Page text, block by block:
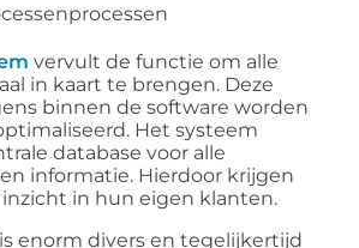
vervult de functie om alle
in kaart te brengen. Deze
binnen de software worden
Het systeem
database voor alle
informatie. Hierdoor krijgen
in hun eigen klanten.
enorm divers en tegelijkertijd